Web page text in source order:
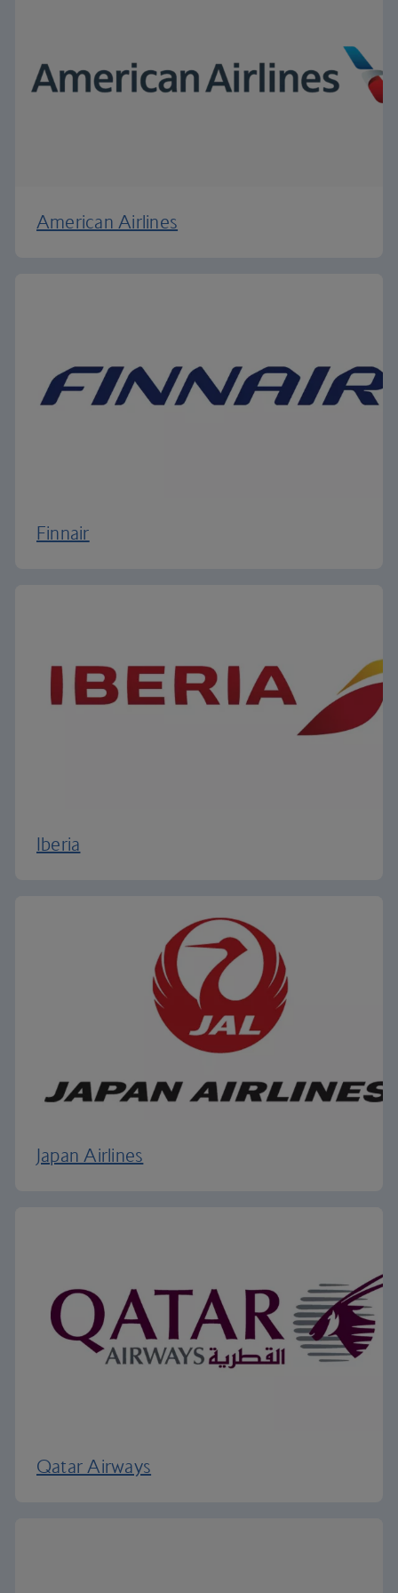
American Airlines
Finnair
Iberia
Japan Airlines
Qatar Airways